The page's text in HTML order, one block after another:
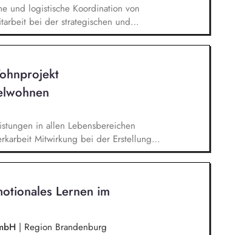
und logistische Koordination von
bei der strategischen und
und Einzelangebote, auch in
oder dem Bereich Bildungsangebote
und -betreuung aus
aus Kultur, Sport, Wissenschaft
Entwicklung und Umsetzung von
Familien
in allen Lebensbereichen
Mitwirkung bei der Erstellung
bedarfsorientierte soziale
Aufgaben
Lernen im
| Region Brandenburg